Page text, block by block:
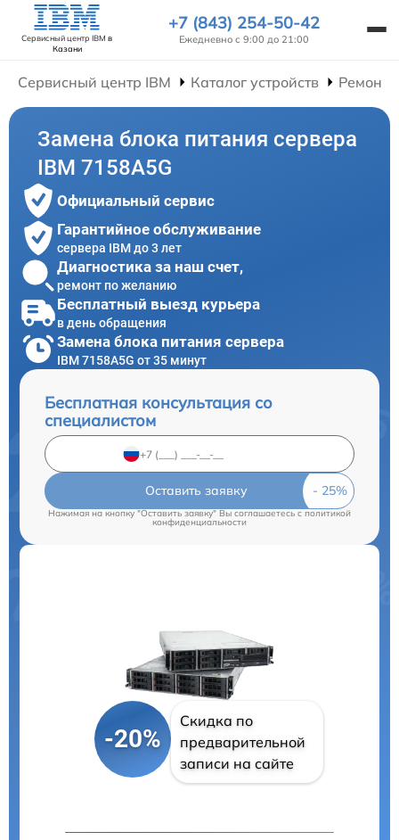
Сервисный центр IBM в
Казани
+7 (843) 254-50-42
Ежедневно с 9:00 до 21:00
Сервисный центр IBM Каталог устройств Ремонт
Замена блока питания сервера
IBM 7158A5G
Официальный сервис
Гарантийное обслуживание
сервера IBM до 3 лет
Диагностика за наш счет,
ремонт по желанию
Бесплатный выезд курьера
в день обращения
Замена блока питания сервера
IBM 7158A5G от 35 минут
Бесплатная консультация со
специалистом
Оставить заявку
Нажимая на кнопку "Оставить заявку" Вы соглашаетесь c политикой
конфиденциальности
-20%
Скидка по
предварительной
записи на сайте